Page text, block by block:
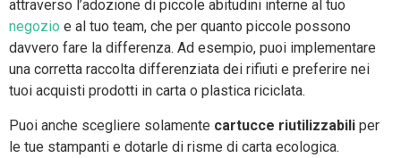
attraverso l’adozione di piccole abitudini interne al tuo
negozio e al tuo team, che per quanto piccole possono
davvero fare la differenza. Ad esempio, puoi implementare
una corretta raccolta differenziata dei rifiuti e preferire nei
tuoi acquisti prodotti in carta o plastica riciclata.
Puoi anche scegliere solamente cartucce riutilizzabili per
le tue stampanti e dotarle di risme di carta ecologica.